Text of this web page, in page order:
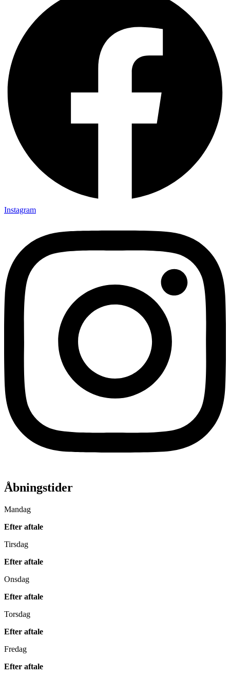
Instagram
Åbningstider
Mandag
Efter aftale
Tirsdag
Efter aftale
Onsdag
Efter aftale
Torsdag
Efter aftale
Fredag
Efter aftale